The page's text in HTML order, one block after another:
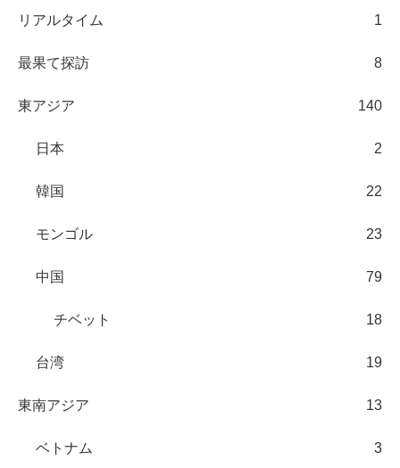
リアルタイム 1
最果て探訪 8
東アジア 140
日本 2
韓国 22
モンゴル 23
中国 79
チベット 18
台湾 19
東南アジア 13
ベトナム 3